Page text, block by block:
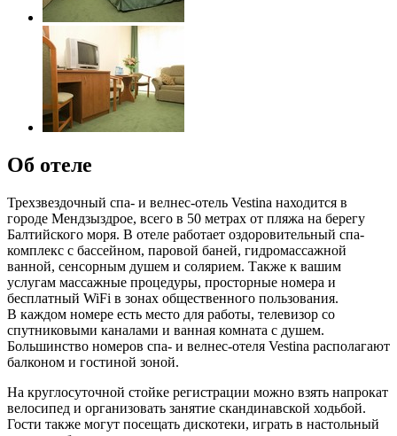
Об отеле
Трехзвездочный спа- и велнес-отель Vestina находится в
городе Мендзыздрое, всего в 50 метрах от пляжа на берегу
Балтийского моря. В отеле работает оздоровительный спа-
комплекс с бассейном, паровой баней, гидромассажной
ванной, сенсорным душем и солярием. Также к вашим
услугам массажные процедуры, просторные номера и
бесплатный WiFi в зонах общественного пользования.
В каждом номере есть место для работы, телевизор со
спутниковыми каналами и ванная комната с душем.
Большинство номеров спа- и велнес-отеля Vestina располагают
балконом и гостиной зоной.
На круглосуточной стойке регистрации можно взять напрокат
велосипед и организовать занятие скандинавской ходьбой.
Гости также могут посещать дискотеки, играть в настольный